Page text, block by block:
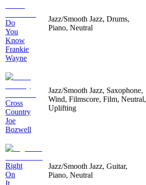
Do
You
Know
Frankie
Wayne
Jazz/Smooth Jazz, Drums,
Piano, Neutral
Cross
Country
Joe
Bozwell
Jazz/Smooth Jazz, Saxophone,
Wind, Filmscore, Film, Neutral,
Uplifting
Right
On
It
Jazz/Smooth Jazz, Guitar,
Piano, Neutral